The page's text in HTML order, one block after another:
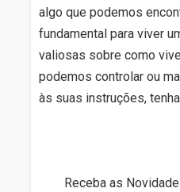
algo que podemos
fundamental para viver
valiosas sobre como
podemos controlar ou
às suas instruções,
Receba as